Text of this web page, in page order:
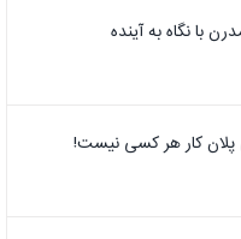
با نگاه به آینده
پلان کار هر کسی نیست!